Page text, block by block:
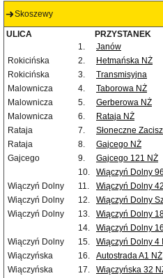
Skoszewy
ULICA PRZYSTANEK
1.
Janów
Rokicińska
2. Hetmańska NŻ
Rokicińska
3. Transmisyjna
Malownicza
4. Taborowa NŻ
Malownicza
5. Gerberowa NŻ
Malownicza
6. Rataja NŻ
Rataja
7. Słoneczne
Rataja
8. Gajcego NŻ
Gajcego
9. Gajcego 121 NŻ
10.
Wiączyń Dolny
Wiączyń Dolny
11. Wiączyń Dolny
Wiączyń Dolny
12. Wiączyń Dolny
Wiączyń Dolny
13. Wiączyń Dolny
14.
Wiączyń Dolny
Wiączyń Dolny
15. Wiączyń Dolny 4
Wiączyńska
16. Autostrada A1 NŻ
Wiączyńska
17. Wiączyńska 32